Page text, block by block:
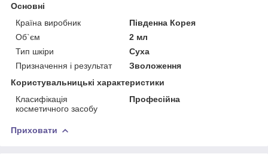
Основні
Країна виробник
Південна Корея
Об`єм
2 мл
Тип шкіри
Суха
Призначення і результат
Зволоження
Користувальницькі характеристики
Класифікація
косметичного засобу
Професійна
Приховати